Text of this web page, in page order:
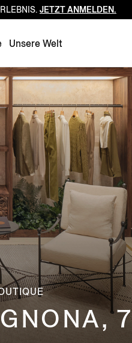
Luxembourg
Netherlands
Poland
Portugal
Romania
Slovakia
Slovenia
Spain
Sweden
Switzerland
Turkey
United Kingdom
JETZT ANMELDEN.
Unsere Welt